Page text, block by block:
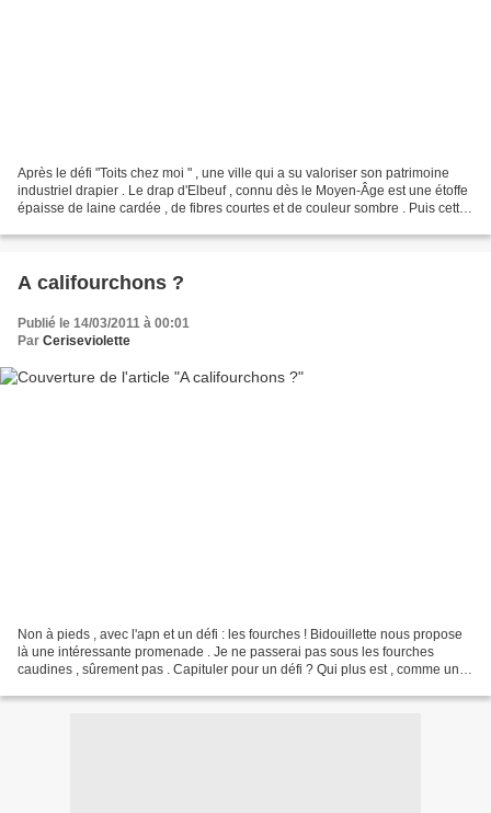
Après le défi "Toits chez moi " , une ville qui a su valoriser son patrimoine
industriel drapier . Le drap d'Elbeuf , connu dès le Moyen-Âge est une étoffe
épaisse de laine cardée , de fibres courtes et de couleur sombre . Puis cette
A califourchons ?
Publié le 14/03/2011 à 00:01
Par Ceriseviolette
Non à pieds , avec l'apn et un défi : les fourches ! Bidouillette nous propose
là une intéressante promenade . Je ne passerai pas sous les fourches
caudines , sûrement pas . Capituler pour un défi ? Qui plus est , comme une